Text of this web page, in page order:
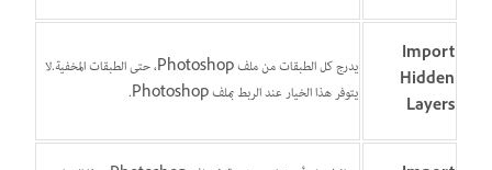
Import
Hidden
Layers
يدرج كل الطبقات من ملف Photoshop، حتى الطبقات المخفية.لا
يتوفر هذا الخيار عند الربط بملف Photoshop.